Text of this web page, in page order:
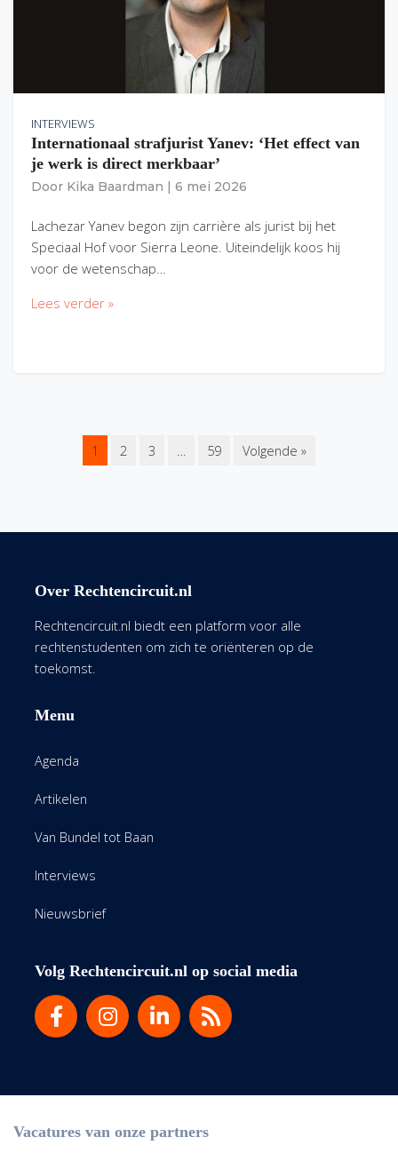
INTERVIEWS
Internationaal strafjurist Yanev: ‘Het effect van
je werk is direct merkbaar’
Door Kika Baardman 6 mei 2026
Lachezar Yanev begon zijn carrière als jurist bij het
Speciaal Hof voor Sierra Leone. Uiteindelijk koos hij
voor de wetenschap…
Lees verder »
1 2 3 … 59 Volgende »
Over Rechtencircuit.nl
Rechtencircuit.nl biedt een platform voor alle
rechtenstudenten om zich te oriënteren op de
toekomst.
Menu
Agenda
Artikelen
Van Bundel tot Baan
Interviews
Nieuwsbrief
Volg Rechtencircuit.nl op social media
Vacatures van onze partners